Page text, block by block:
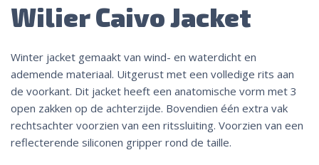
Wilier Caivo Jacket
Winter jacket gemaakt van wind- en waterdicht en
ademende materiaal. Uitgerust met een volledige rits aan
de voorkant. Dit jacket heeft een anatomische vorm met 3
open zakken op de achterzijde. Bovendien één extra vak
rechtsachter voorzien van een ritssluiting. Voorzien van een
reflecterende siliconen gripper rond de taille.